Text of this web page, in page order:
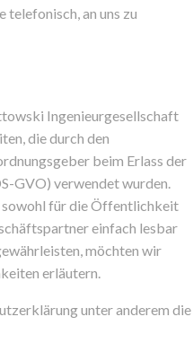
an uns zu
Ingenieurgesellschaft
die durch den
beim Erlass der
GVO) verwendet wurden.
für die Öffentlichkeit
einfach lesbar
möchten wir
erläutern.
unter anderem die